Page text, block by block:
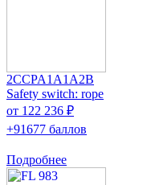
2CCPA1A1A2B
Safety switch: rope
от 122 236 ₽
+91677 баллов
Подробнее